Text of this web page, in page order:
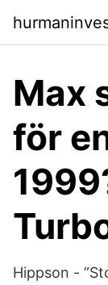
Max
för
Hippson -